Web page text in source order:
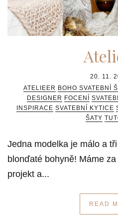
20. 11.
ATELIEER BOHO SVATEBNÍ
DESIGNER FOCENÍ
INSPIRACE SVATEBNÍ KYTICE
ŠATY
Jedna modelka je málo a
blonďaté bohyně! Máme
projekt a...
READ